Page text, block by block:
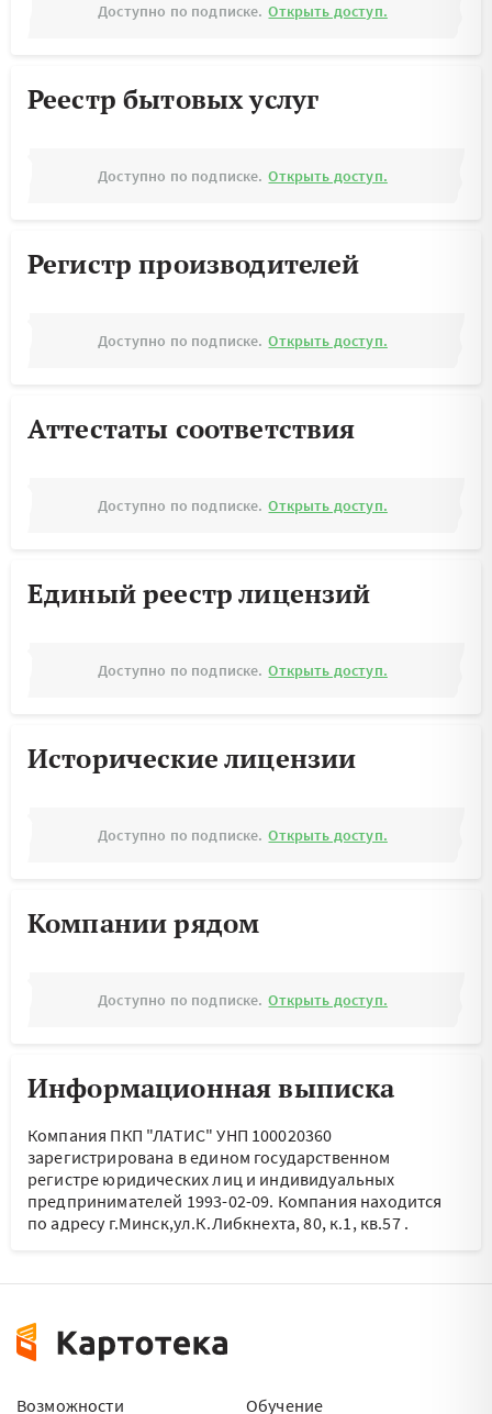
Доступно по подписке. Открыть доступ.
Реестр бытовых услуг
Доступно по подписке. Открыть доступ.
Регистр производителей
Доступно по подписке. Открыть доступ.
Аттестаты соответствия
Доступно по подписке. Открыть доступ.
Единый реестр лицензий
Доступно по подписке. Открыть доступ.
Исторические лицензии
Доступно по подписке. Открыть доступ.
Компании рядом
Доступно по подписке. Открыть доступ.
Информационная выписка
Компания ПКП "ЛАТИС" УНП 100020360
зарегистрирована в едином государственном
регистре юридических лиц и индивидуальных
предпринимателей 1993-02-09. Компания находится
по адресу г.Минск,ул.К.Либкнехта, 80, к.1, кв.57.
Возможности
Обучение